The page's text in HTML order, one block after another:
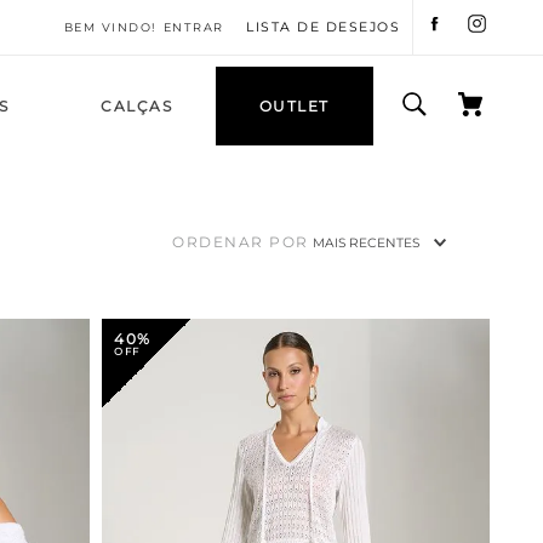
ENTRAR LISTA DE DESEJOS
CALÇAS OUTLET
ORDENAR POR MAIS RECENTES
40%